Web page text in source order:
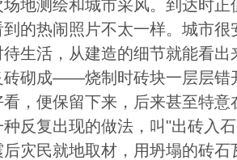
地测绘和城市采风。到达时
的热闹照片不太一样。城市
生活，从建造的细节就能看
砖砌成——烧制时砖块一层层错
，便保留下来，后来甚至特
种反复出现的做法，叫"出砖入
灾民就地取材，用坍塌的砖